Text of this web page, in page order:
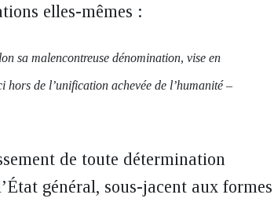
elles-mêmes :
sa malencontreuse dénomination, vise en
de l’unification achevée de l’humanité –
de toute détermination
général, sous-jacent aux formes